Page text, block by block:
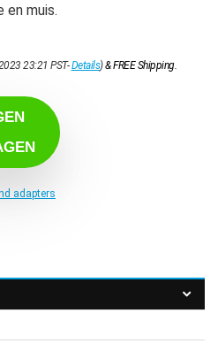
en muis.
23:21 PST-Details)&FREE Shipping.
adapters